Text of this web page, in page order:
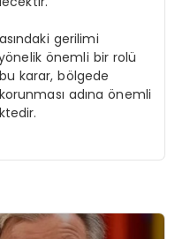
gerilimi
önemli bir rolü
bu karar, bölgede
adına önemli